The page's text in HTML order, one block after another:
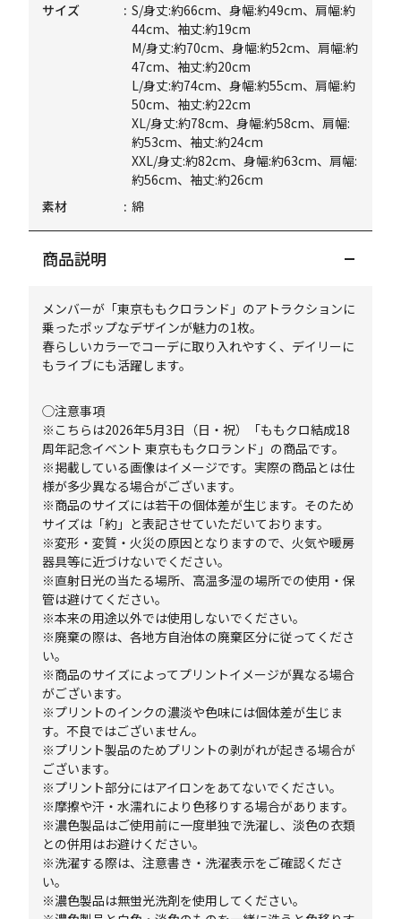
サイズ
S/身丈:約66cm、身幅:約49cm、肩幅:約
44cm、袖丈:約19cm
M/身丈:約70cm、身幅:約52cm、肩幅:約
47cm、袖丈:約20cm
L/身丈:約74cm、身幅:約55cm、肩幅:約
50cm、袖丈:約22cm
XL/身丈:約78cm、身幅:約58cm、肩幅:
約53cm、袖丈:約24cm
XXL/身丈:約82cm、身幅:約63cm、肩幅:
約56cm、袖丈:約26cm
素材
綿
商品説明
メンバーが「東京ももクロランド」のアトラクションに
乗ったポップなデザインが魅力の1枚。
春らしいカラーでコーデに取り入れやすく、デイリーに
もライブにも活躍します。
◯注意事項
※こちらは2026年5月3日（日・祝）「ももクロ結成18
周年記念イベント 東京ももクロランド」の商品です。
※掲載している画像はイメージです。実際の商品とは仕
様が多少異なる場合がございます。
※商品のサイズには若干の個体差が生じます。そのため
サイズは「約」と表記させていただいております。
※変形・変質・火災の原因となりますので、火気や暖房
器具等に近づけないでください。
※直射日光の当たる場所、高温多湿の場所での使用・保
管は避けてください。
※本来の用途以外では使用しないでください。
※廃棄の際は、各地方自治体の廃棄区分に従ってくださ
い。
※商品のサイズによってプリントイメージが異なる場合
がございます。
※プリントのインクの濃淡や色味には個体差が生じま
す。不良ではございません。
※プリント製品のためプリントの剥がれが起きる場合が
ございます。
※プリント部分にはアイロンをあてないでください。
※摩擦や汗・水濡れにより色移りする場合があります。
※濃色製品はご使用前に一度単独で洗濯し、淡色の衣類
との併用はお避けください。
※洗濯する際は、注意書き・洗濯表示をご確認くださ
い。
※濃色製品は無蛍光洗剤を使用してください。